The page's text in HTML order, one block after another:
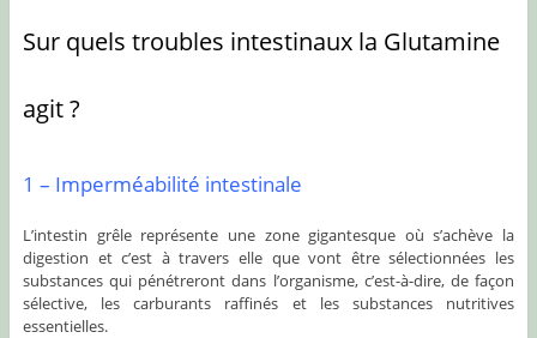
Sur quels troubles intestinaux la Glutamine
agit ?
1 – Imperméabilité intestinale
L’intestin grêle représente une zone gigantesque où s’achève la
digestion et c’est à travers elle que vont être sélectionnées les
substances qui pénétreront dans l’organisme, c’est-à-dire, de façon
sélective, les carburants raffinés et les substances nutritives
essentielles.